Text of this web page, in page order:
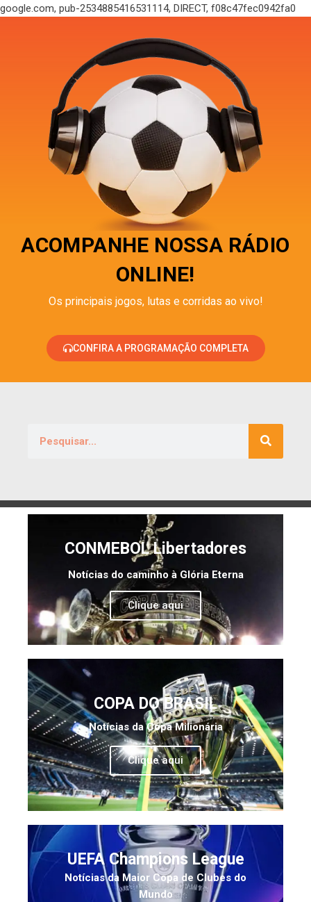
google.com, pub-2534885416531114, DIRECT, f08c47fec0942fa0
ACOMPANHE NOSSA RÁDIO
ONLINE!
Os principais jogos, lutas e corridas ao vivo!
CONFIRA A PROGRAMAÇÃO COMPLETA
CONMEBOL Libertadores
Notícias do caminho à Glória Eterna
Clique aqui
COPA DO BRASIL
Notícias da Copa Milionária
Clique aqui
UEFA Champions League
Notícias da Maior Copa de Clubes do
Mundo